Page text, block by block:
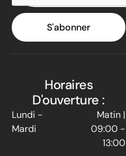
S'abonner
Horaires
D'ouverture :
Lundi -
Mardi
Matin |
09:00 -
13:00